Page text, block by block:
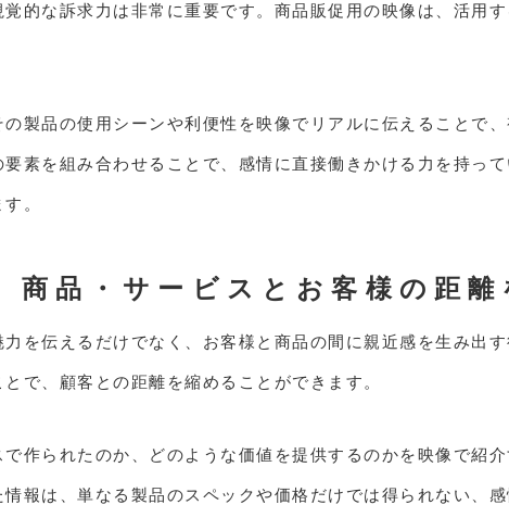
的な訴求力は非常に重要です。商品販促用の映像は、活用
製品の使用シーンや利便性を映像でリアルに伝えることで
素を組み合わせることで、感情に直接働きかける力を持っ
。
商品・サービスとお客様の距離
を伝えるだけでなく、お客様と商品の間に親近感を生み出
で、顧客との距離を縮めることができます。
作られたのか、どのような価値を提供するのかを映像で紹
報は、単なる製品のスペックや価格だけでは得られない、